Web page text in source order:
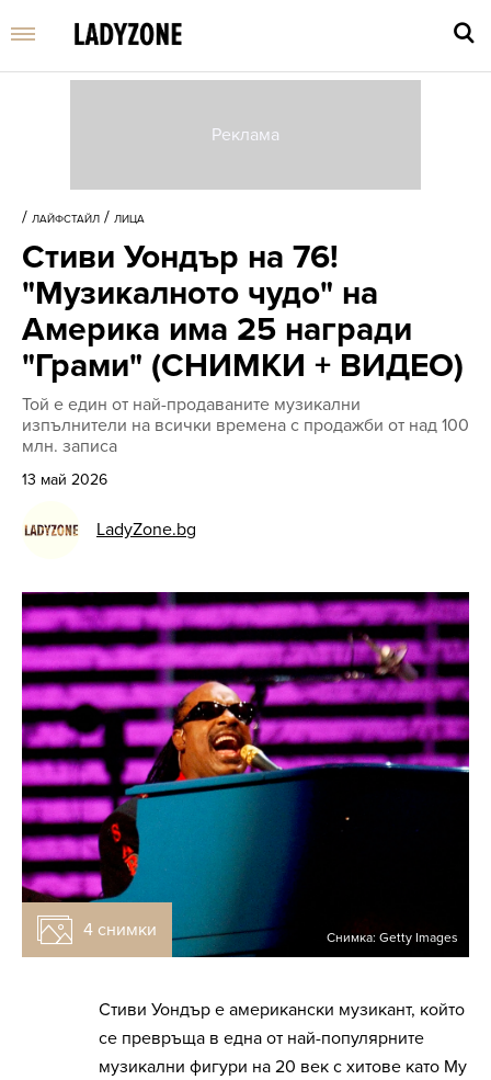
/ ЛАЙФСТАЙЛ / ЛИЦА
Стиви Уондър на 76!
"Музикалното чудо" на
Америка има 25 награди
"Грами" (СНИМКИ + ВИДЕО)
Той е един от най-продаваните музикални
изпълнители на всички времена с продажби от над 100
млн. записа
13 май 2026
LadyZone.bg
4 снимки Снимка: Getty Images
Стиви Уондър е американски музикант, който
се превръща в една от най-популярните
музикални фигури на 20 век с хитове като My